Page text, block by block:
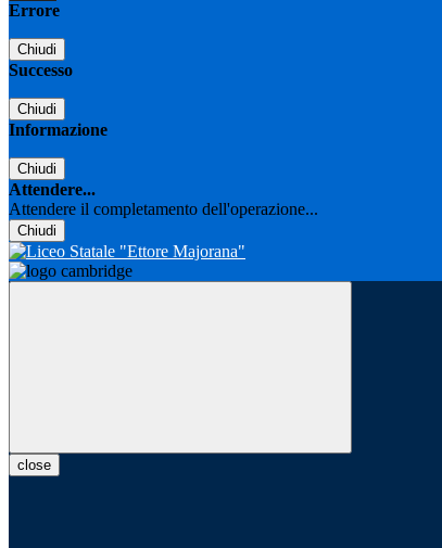
Errore
Chiudi
Successo
Chiudi
Informazione
Chiudi
Attendere...
Attendere il completamento dell'operazione...
Chiudi
close